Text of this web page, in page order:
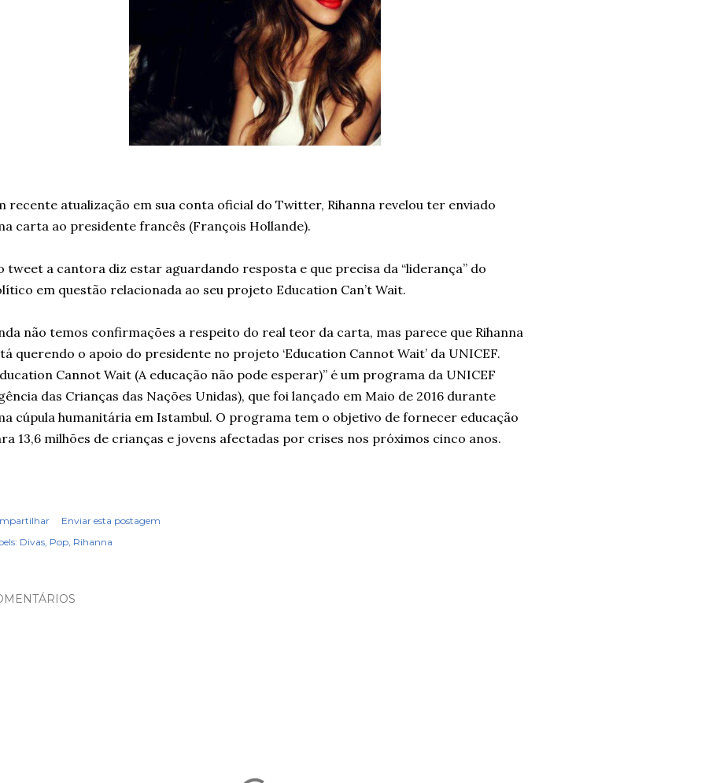
recente atualização em sua conta oficial do Twitter, Rihanna revelou ter enviado
carta ao presidente francês (François Hollande).
tweet a cantora diz estar aguardando resposta e que precisa da “liderança” do
em questão relacionada ao seu projeto Education Can’t Wait.
não temos confirmações a respeito do real teor da carta, mas parece que Rihanna
querendo o apoio do presidente no projeto ‘Education Cannot Wait’ da UNICEF.
Cannot Wait (A educação não pode esperar)” é um programa da UNICEF
das Crianças das Nações Unidas), que foi lançado em Maio de 2016 durante
cúpula humanitária em Istambul. O programa tem o objetivo de fornecer educação
13,6 milhões de crianças e jovens afectadas por crises nos próximos cinco anos.
Enviar esta postagem
Divas Pop Rihanna